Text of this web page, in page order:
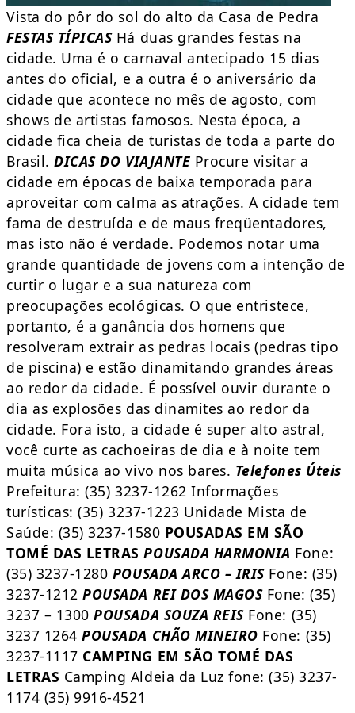
Vista do pôr do sol do alto da Casa de Pedra
FESTAS TÍPICASHá duas grandes festas na
cidade. Uma é o carnaval antecipado 15 dias
antes do oficial, e a outra é o aniversário da
cidade que acontece no mês de agosto, com
shows de artistas famosos. Nesta época, a
cidade fica cheia de turistas de toda a parte do
Brasil.DICAS DO VIAJANTE Procure visitar a
cidade em épocas de baixa temporada para
aproveitar com calma as atrações. A cidade tem
fama de destruída e de maus freqüentadores,
mas isto não é verdade. Podemos notar uma
grande quantidade de jovens com a intenção de
curtir o lugar e a sua natureza com
preocupações ecológicas. O que entristece,
portanto, é a ganância dos homens que
resolveram extrair as pedras locais (pedras tipo
de piscina) e estão dinamitando grandes áreas
ao redor da cidade. É possível ouvir durante o
dia as explosões das dinamites ao redor da
cidade. Fora isto, a cidade é super alto astral,
você curte as cachoeiras de dia e à noite tem
muita música ao vivo nos bares. Telefones Úteis
Prefeitura: (35) 3237-1262 Informações
turísticas: (35) 3237-1223 Unidade Mista de
Saúde: (35) 3237-1580 POUSADAS EM SÃO
TOMÉ DAS LETRAS POUSADA HARMONIA Fone:
(35) 3237-1280 POUSADA ARCO – IRISFone: (35)
3237-1212POUSADA REI DOS MAGOSFone: (35)
3237 – 1300POUSADA SOUZA REISFone: (35)
3237 1264POUSADA CHÃO MINEIRO Fone: (35)
3237-1117 CAMPING EM SÃO TOMÉ DAS
LETRAS Camping Aldeia da Luz fone: (35) 3237-
1174 (35) 9916-4521